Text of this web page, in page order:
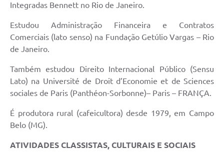
Integradas Bennett no Rio de Janeiro.
Estudou Administração Financeira e Contratos
Comerciais (lato senso) na Fundação Getúlio Vargas – Rio
de Janeiro.
Também estudou Direito Internacional Público (Sensu
Lato) na Université de Droit d’Economie et de Sciences
sociales de Paris (Panthéon-Sorbonne)– Paris – FRANÇA.
É produtora rural (cafeicultora) desde 1979, em Campo
Belo (MG).
ATIVIDADES CLASSISTAS, CULTURAIS E SOCIAIS